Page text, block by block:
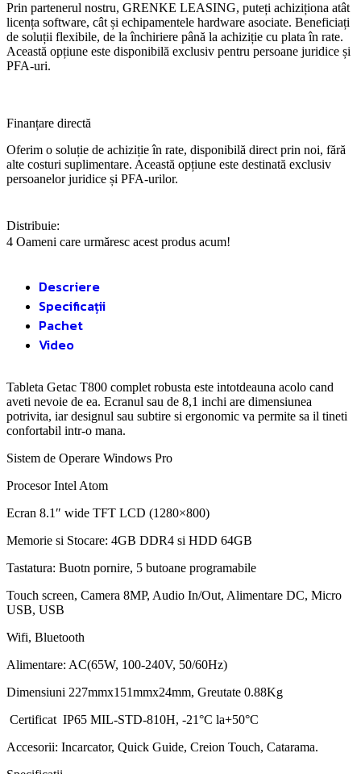
Prin partenerul nostru, GRENKE LEASING, puteți achiziționa atât
licența software, cât și echipamentele hardware asociate. Beneficiați
de soluții flexibile, de la închiriere până la achiziție cu plata în rate.
Această opțiune este disponibilă exclusiv pentru persoane juridice și
PFA-uri.
Finanțare directă
Oferim o soluție de achiziție în rate, disponibilă direct prin noi, fără
alte costuri suplimentare. Această opțiune este destinată exclusiv
persoanelor juridice și PFA-urilor.
Distribuie:
4 Oameni care urmăresc acest produs acum!
Descriere
Specificații
Pachet
Video
Tableta Getac T800 complet robusta este intotdeauna acolo cand
aveti nevoie de ea. Ecranul sau de 8,1 inchi are dimensiunea
potrivita, iar designul sau subtire si ergonomic va permite sa il tineti
confortabil intr-o mana.
Sistem de Operare Windows Pro
Procesor Intel Atom
Ecran 8.1″ wide TFT LCD (1280×800)
Memorie si Stocare: 4GB DDR4 si HDD 64GB
Tastatura: Buotn pornire, 5 butoane programabile
Touch screen, Camera 8MP, Audio In/Out, Alimentare DC, Micro
USB, USB
Wifi, Bluetooth
Alimentare: AC(65W, 100-240V, 50/60Hz)
Dimensiuni 227mmx151mmx24mm, Greutate 0.88Kg
Certificat IP65 MIL-STD-810H, -21°C la+50°C
Accesorii: Incarcator, Quick Guide, Creion Touch, Catarama.